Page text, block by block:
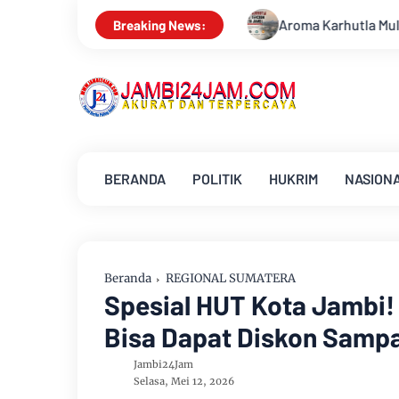
Breaking News:
Aroma Karhutla Mulai Tercium di Kota Jambi, Warga Diminta
BERANDA POLITIK HUKRIM
Beranda REGIONAL SUMATERA
Spesial HUT Kota
Bisa Dapat Diskon
Jambi24Jam
Selasa, Mei 12, 2026